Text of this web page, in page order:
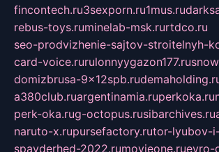
fincontech.ru3sexporn.ru1mus.ru
rebus-toys.ruminelab-msk.rurtdco.ru
seo-prodvizhenie-sajtov-stroitelnyh-
card-voice.rurulonnyygazon177.ru
domizbrusa-9x12spb.ru
a380club.ruargentinamia.ruperkoka.ru
perk-oka.rug-octopus.rusibarchives.ru
naruto-x.rupursefactory.rutor-lyubov-
spayderhed-2022.rumovieone.ruevro-